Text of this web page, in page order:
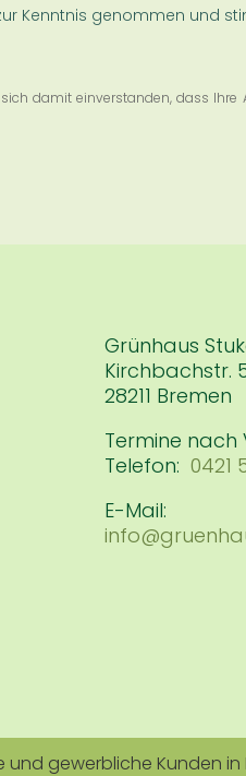
Kenntnis genommen und
damit einverstanden, dass
Grünhaus
Kirchbachstr.
28211 Bremen
Termine nach
Telefon: 0421
E-Mail:
gewerbliche Kunden